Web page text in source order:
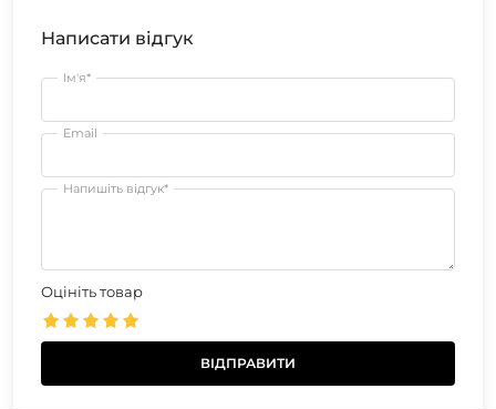
Написати відгук
Ім'я*
Email
Напишіть відгук*
Оцініть товар